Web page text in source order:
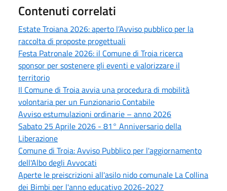
Contenuti correlati
Estate Troiana 2026: aperto l’Avviso pubblico per la
raccolta di proposte progettuali
Festa Patronale 2026: il Comune di Troia ricerca
sponsor per sostenere gli eventi e valorizzare il
territorio
Il Comune di Troia avvia una procedura di mobilità
volontaria per un Funzionario Contabile
Avviso estumulazioni ordinarie – anno 2026
Sabato 25 Aprile 2026 - 81° Anniversario della
Liberazione
Comune di Troia: Avviso Pubblico per l'aggiornamento
dell'Albo degli Avvocati
Aperte le preiscrizioni all'asilo nido comunale La Collina
dei Bimbi per l'anno educativo 2026-2027